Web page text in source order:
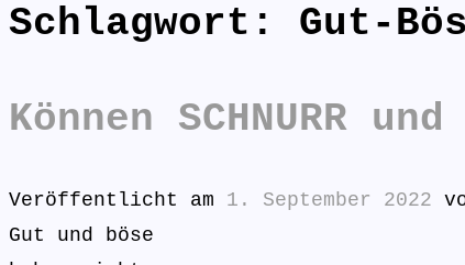
Die
Schlagwort: Gut-
Können SCHNURR
Veröffentlicht am 1. September 2022
Gut und böse